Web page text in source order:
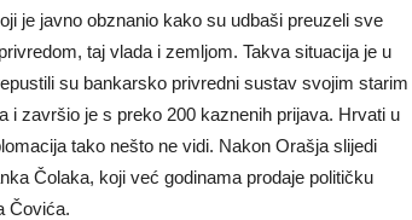
je javno obznanio kako su udbaši preuzeli sve
taj vlada i zemljom. Takva situacija je u
su bankarsko privredni sustav svojim starim
i završio je s preko 200 kaznenih prijava. Hrvati u
tako nešto ne vidi. Nakon Orašja slijedi
Čolaka, koji već godinama prodaje političku
Čovića.